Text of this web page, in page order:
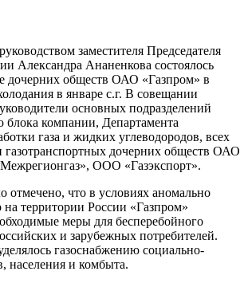
заместителя Председателя
Александра Ананенкова состоялось
дочерних обществ ОАО «Газпром» в
в январе с.г. В совещании
основных подразделений
блока компании, Департамента
газа и жидких углеводородов, всех
дочерних обществ ОАО
ООО «Газэкспорт».
отмечено, что в условиях аномально
на территории России «Газпром»
меры для бесперебойного
и зарубежных потребителей.
газоснабжению социально-
населения и комбыта.